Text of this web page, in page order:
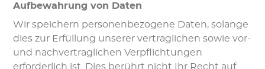
Aufbewahrung von Daten
Wir speichern personenbezogene Daten, solange
dies zur Erfüllung unserer vertraglichen sowie vor-
und nachvertraglichen Verpflichtungen
erforderlich ist. Dies berührt nicht Ihr Recht auf